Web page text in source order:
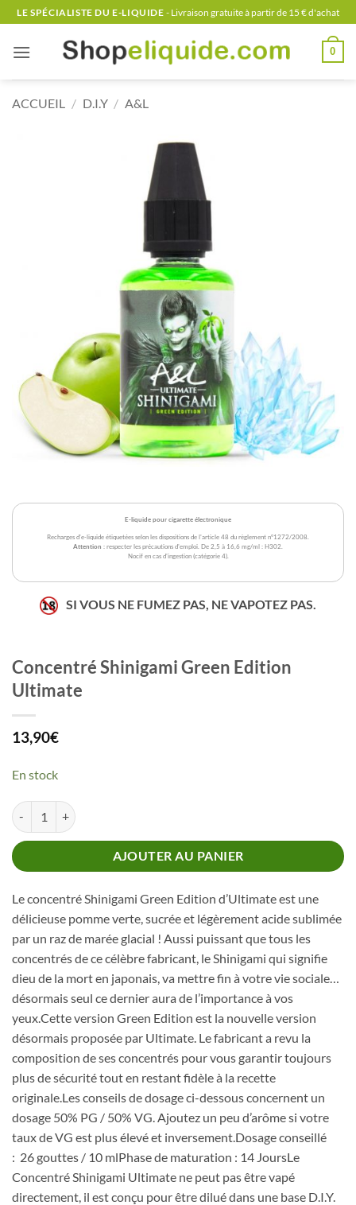
Passer
au
contenu
LE SPÉCIALISTE DU E-LIQUIDE - Livraison gratuite à partir de 15 € d'achat
0
ACCUEIL / D.I.Y / A&L
E-liquide pour cigarette électronique
Recharges d'e-liquide étiquetées selon les dispositions de l'article 48 du règlement n°1272/2008.
Attention : respecter les précautions d'emploi. De 2,5 à 16,6 mg/ml : H302.
Nocif en cas d'ingestion (catégorie 4).
SI VOUS NE FUMEZ PAS, NE VAPOTEZ PAS.
Concentré Shinigami Green Edition
Ultimate
13,90€
En stock
quantité de Concentré Shinigami Green Edition Ultimate
AJOUTER AU PANIER
Le concentré Shinigami Green Edition d’Ultimate est une
délicieuse pomme verte, sucrée et légèrement acide sublimée
par un raz de marée glacial ! Aussi puissant que tous les
concentrés de ce célèbre fabricant, le Shinigami qui signifie
dieu de la mort en japonais, va mettre fin à votre vie sociale…
désormais seul ce dernier aura de l’importance à vos
yeux.Cette version Green Edition est la nouvelle version
désormais proposée par Ultimate. Le fabricant a revu la
composition de ses concentrés pour vous garantir toujours
plus de sécurité tout en restant fidèle à la recette
originale.Les conseils de dosage ci-dessous concernent un
dosage 50% PG / 50% VG. Ajoutez un peu d’arôme si votre
taux de VG est plus élevé et inversement.Dosage conseillé
: 26 gouttes / 10 mlPhase de maturation : 14 JoursLe
Concentré Shinigami Ultimate ne peut pas être vapé
directement, il est conçu pour être dilué dans une base D.I.Y.